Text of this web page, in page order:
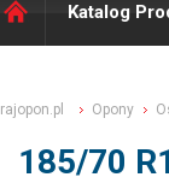
Katalog
rajopon.pl Opony
185/70